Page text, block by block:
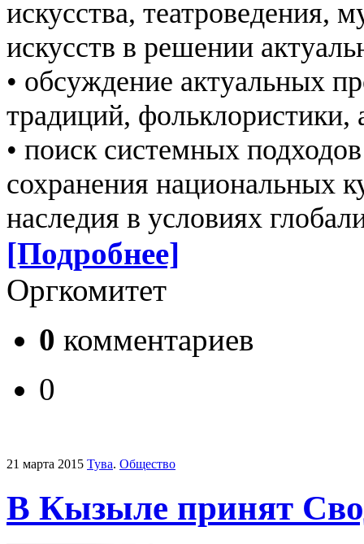
искусства, театроведения,
искусств в решении
• обсуждение актуальных
традиций, фольклористики,
• поиск системных
сохранения национальных
наследия в условиях
[Подробнее]
Оргкомитет
0 комментариев
0
21 марта 2015 Тува. Общество
В Кызыле принят